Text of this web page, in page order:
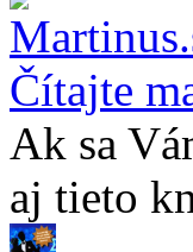
Čítajte
Ak sa
aj tieto